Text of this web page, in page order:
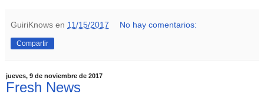
GuiriKnows en 11/15/2017 No hay comentarios:
Compartir
jueves, 9 de noviembre de 2017
Fresh News